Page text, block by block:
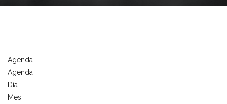
Agenda
Agenda
Día
Mes